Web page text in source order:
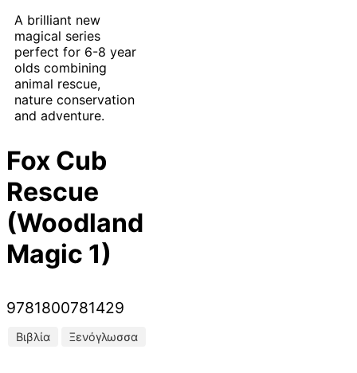
A brilliant new
magical series
perfect for 6-8 year
olds combining
animal rescue,
nature conservation
and adventure.
Fox Cub
Rescue
(Woodland
Magic 1)
9781800781429
Βιβλία Ξενόγλωσσα